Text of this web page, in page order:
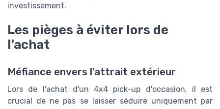
investissement.
Les pièges à éviter lors de
l'achat
Méfiance envers l'attrait extérieur
Lors de l'achat d'un 4x4 pick-up d'occasion, il est
crucial de ne pas se laisser séduire uniquement par